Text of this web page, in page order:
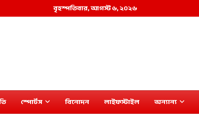
বৃহস্পতিবার, আগস্ট ৬, ২০২৬
স্পোর্টস বিনোদন লাইফস্টাইল অন্যান্য